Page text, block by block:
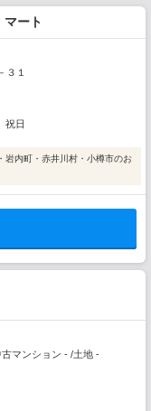
マート
３１
日
岩内町・赤井川村・小樽市のお
マンション - /土地 -